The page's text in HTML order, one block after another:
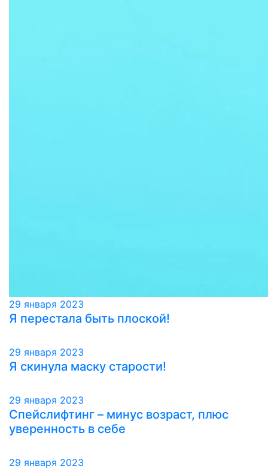
29 января 2023
Я перестала быть плоской!
29 января 2023
Я скинула маску старости!
29 января 2023
Спейслифтинг – минус возраст, плюс
уверенность в себе
29 января 2023